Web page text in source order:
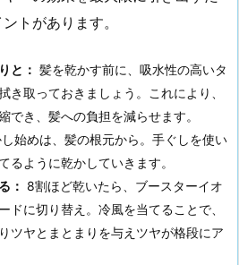
トがあります。
と： 髪を乾かす前に、吸水性の高いタ
き取っておきましょう。これにより、
でき、髪への負担を減らせます。
始めは、髪の根元から。手ぐしを使い
るように乾かしていきます。
： 8割ほど乾いたら、ブースターイオ
ドに切り替え。冷風を当てることで、
ツヤとまとまりを与えツヤが格段にア